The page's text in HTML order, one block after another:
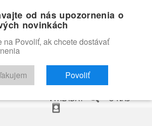
TRAILERY FILMOVÁ DATABÁZA
VYHĽADAŤ O NÁS
od nás upozornenia o
novinkách
na Povoliť, ak chcete dostávať
Povoliť